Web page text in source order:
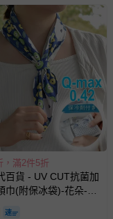
不可拆封」，或具警
換貨 & 退款問題
島。如您位於離島地
收離島運費。廠商
區、樓層親送等加價
內的查詢訂單內，
，滿2件5折
百貨 - UV CUT抗菌加
巾(附保冰袋)-花朵-海